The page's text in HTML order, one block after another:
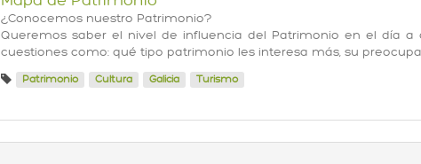
¿Conocemos nuestro Patrimonio?
Queremos saber el nivel de influencia del Patrimonio en el día
cuestiones como: qué tipo patrimonio les interesa más, su
Patrimonio Cultura Galicia Turismo